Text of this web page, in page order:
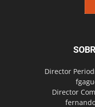
Director
Director